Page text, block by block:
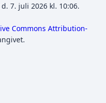
7. juli 2026 kl. 10:06.
Commons Attribution-